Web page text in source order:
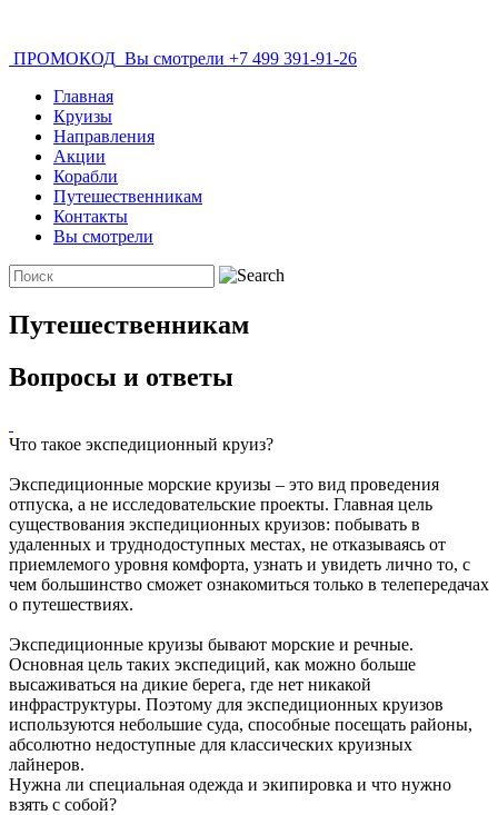
ПРОМОКОД Вы смотрели +7 499 391-91-26
Главная
Круизы
Направления
Акции
Корабли
Путешественникам
Контакты
Вы смотрели
Путешественникам
Вопросы и ответы
Что такое экспедиционный круиз?
Экспедиционные морские круизы – это вид проведения
отпуска, а не исследовательские проекты. Главная цель
существования экспедиционных круизов: побывать в
удаленных и труднодоступных местах, не отказываясь от
приемлемого уровня комфорта, узнать и увидеть лично то, с
чем большинство сможет ознакомиться только в телепередачах
о путешествиях.
Экспедиционные круизы бывают морские и речные.
Основная цель таких экспедиций, как можно больше
высаживаться на дикие берега, где нет никакой
инфраструктуры. Поэтому для экспедиционных круизов
используются небольшие суда, способные посещать районы,
абсолютно недоступные для классических круизных
лайнеров.
Нужна ли специальная одежда и экипировка и что нужно
взять с собой?